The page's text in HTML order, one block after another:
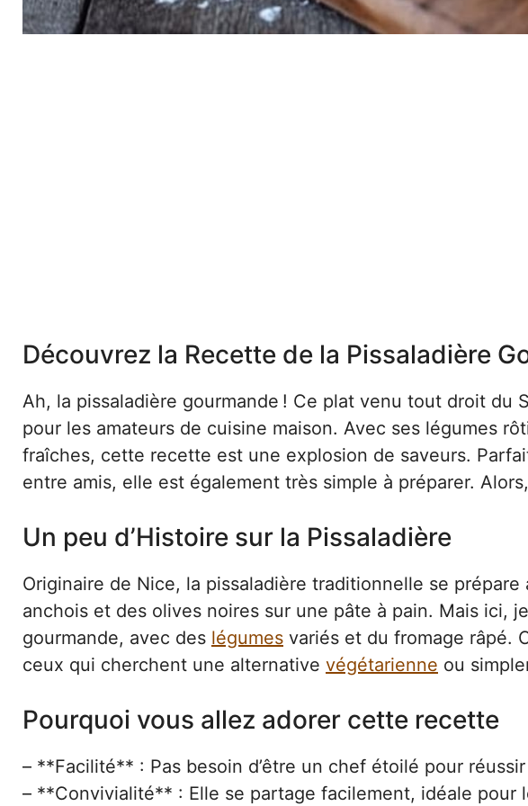
Découvrez la Recette de la Pissaladière
Ah, la pissaladière gourmande ! Ce plat venu tout droit du
pour les amateurs de cuisine maison. Avec ses légumes
fraîches, cette recette est une explosion de saveurs.
entre amis, elle est également très simple à préparer.
Un peu d’Histoire sur la Pissaladière
Originaire de Nice, la pissaladière traditionnelle se
anchois et des olives noires sur une pâte à pain. Mais ici,
gourmande, avec des légumes variés et du fromage râpé.
ceux qui cherchent une alternative végétarienne ou
Pourquoi vous allez adorer cette recette
– **Facilité** : Pas besoin d’être un chef étoilé pour
– **Convivialité** : Elle se partage facilement, idéale pour